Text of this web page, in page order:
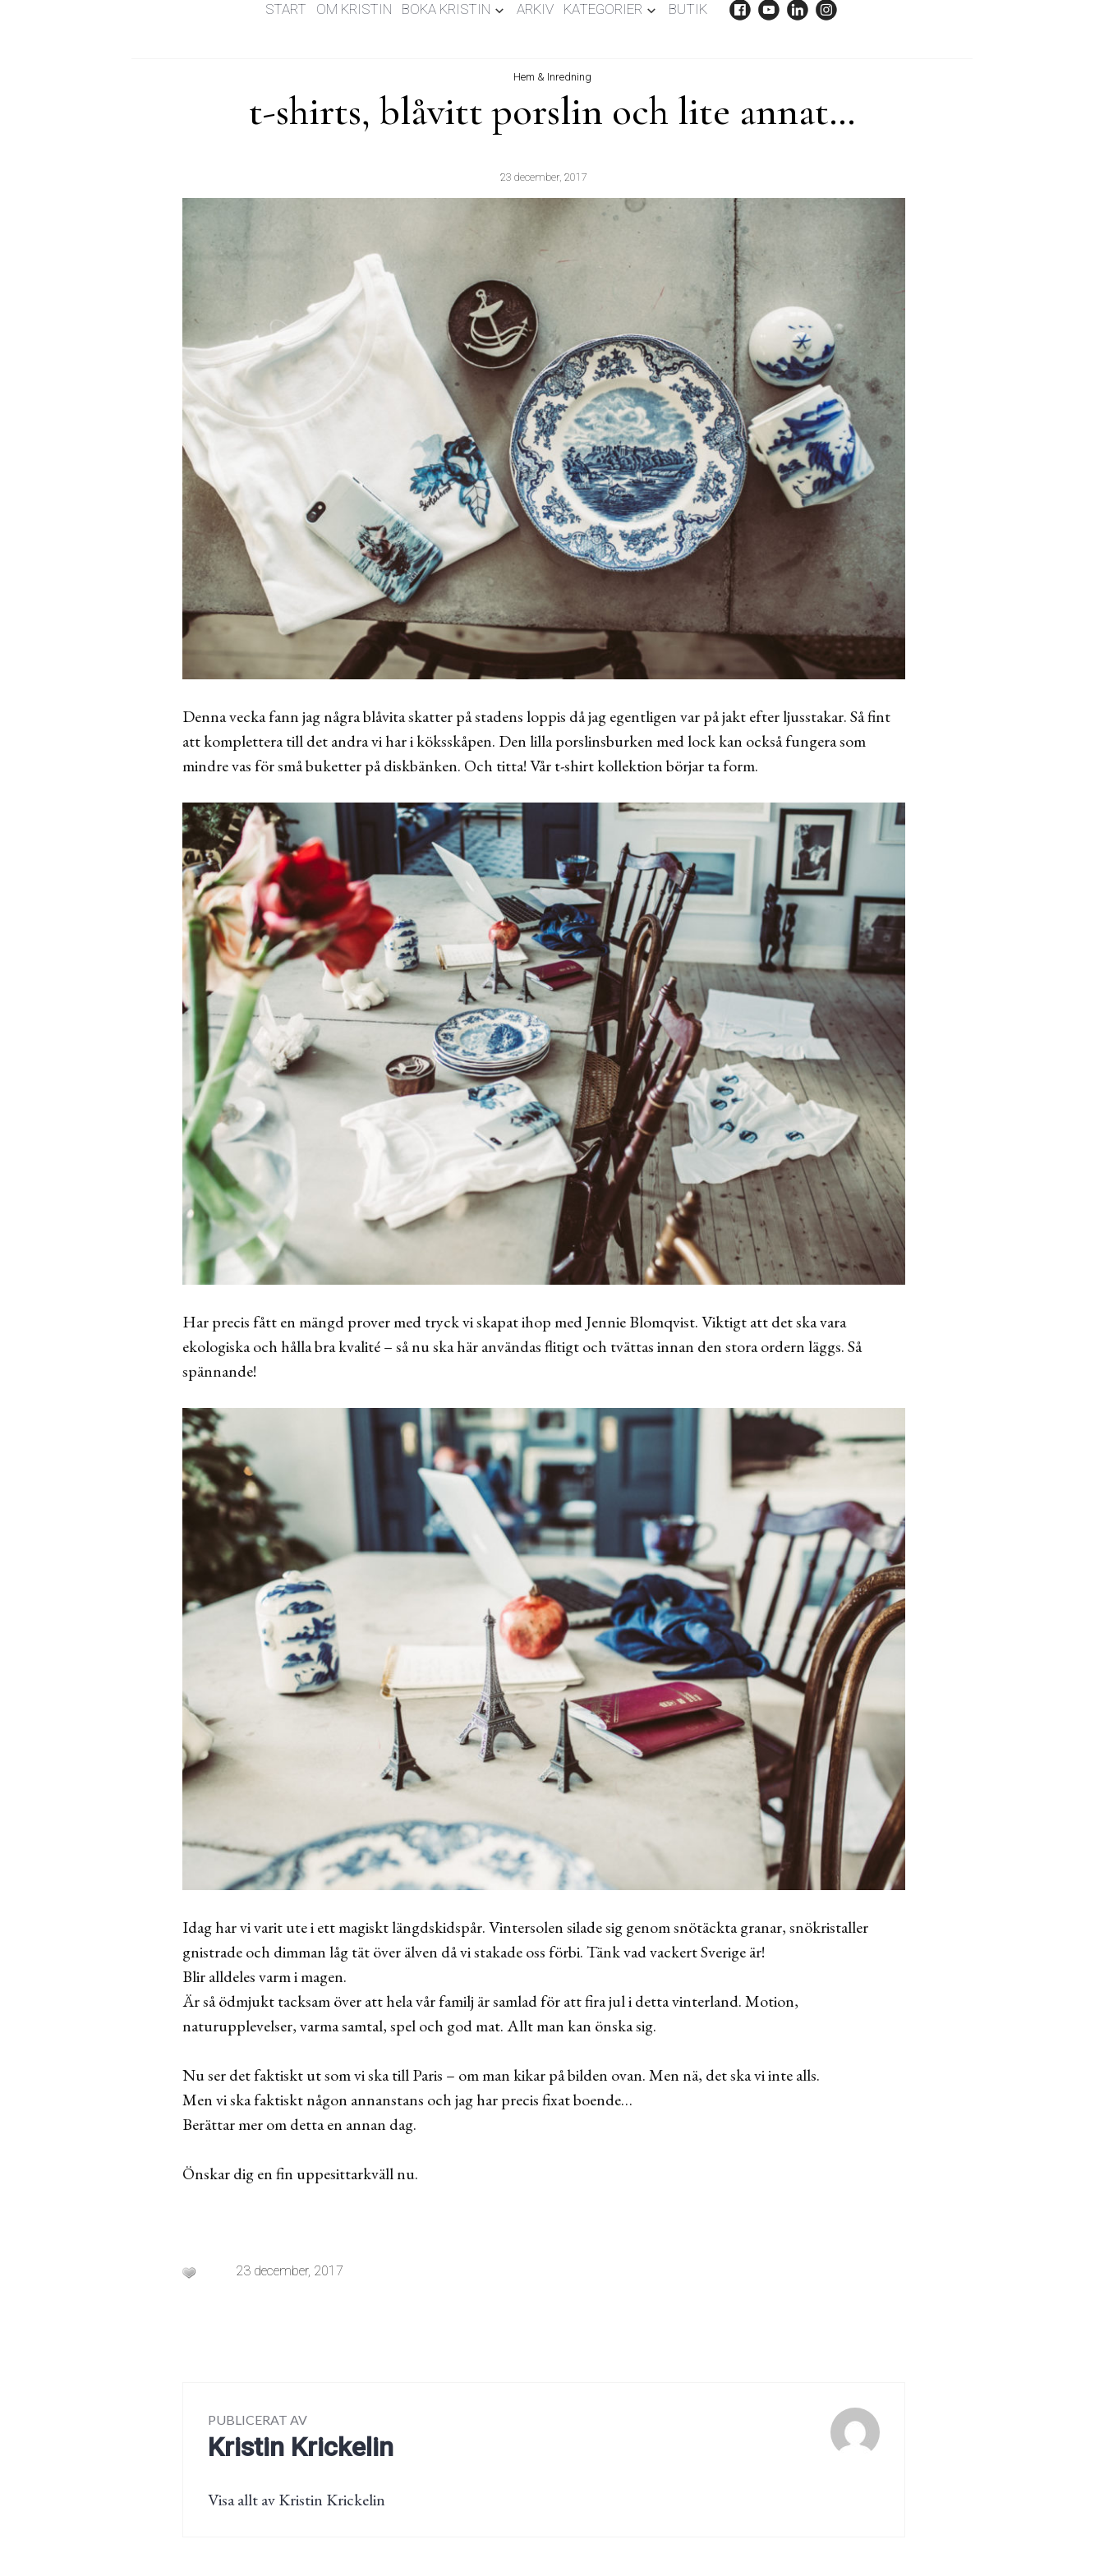
START OM KRISTIN BOKA KRISTIN ARKIV KATEGORIER BUTIK
Hem & Inredning
t-shirts, blåvitt porslin och lite annat…
23 december, 2017
Denna vecka fann jag några blåvita skatter på stadens loppis då jag egentligen var på jakt efter ljusstakar. Så fint
att komplettera till det andra vi har i köksskåpen. Den lilla porslinsburken med lock kan också fungera som
mindre vas för små buketter på diskbänken. Och titta! Vår t-shirt kollektion börjar ta form.
Har precis fått en mängd prover med tryck vi skapat ihop med Jennie Blomqvist. Viktigt att det ska vara
ekologiska och hålla bra kvalité – så nu ska här användas flitigt och tvättas innan den stora ordern läggs. Så
spännande!
Idag har vi varit ute i ett magiskt längdskidspår. Vintersolen silade sig genom snötäckta granar, snökristaller
gnistrade och dimman låg tät över älven då vi stakade oss förbi. Tänk vad vackert Sverige är!
Blir alldeles varm i magen.
Är så ödmjukt tacksam över att hela vår familj är samlad för att fira jul i detta vinterland. Motion,
naturupplevelser, varma samtal, spel och god mat. Allt man kan önska sig.
Nu ser det faktiskt ut som vi ska till Paris – om man kikar på bilden ovan. Men nä, det ska vi inte alls.
Men vi ska faktiskt någon annanstans och jag har precis fixat boende…
Berättar mer om detta en annan dag.
Önskar dig en fin uppesittarkväll nu.
23 december, 2017
PUBLICERAT AV
Kristin Krickelin
Visa allt av Kristin Krickelin